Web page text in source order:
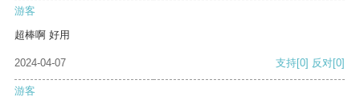
游客
超棒啊 好用
2024-04-07 支持[0] 反对[0]
游客